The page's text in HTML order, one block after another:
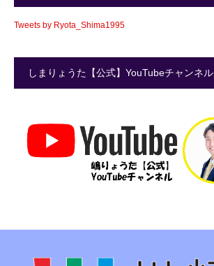
Tweets by Ryota_Shima1995
しまりょうた【公式】YouTubeチャンネル